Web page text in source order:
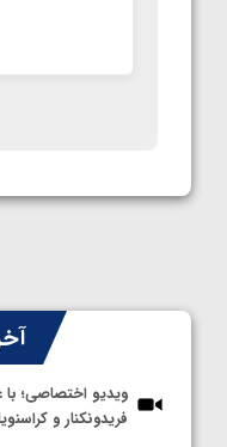
ویدیو اختصاصی؛
فریدونکنار و